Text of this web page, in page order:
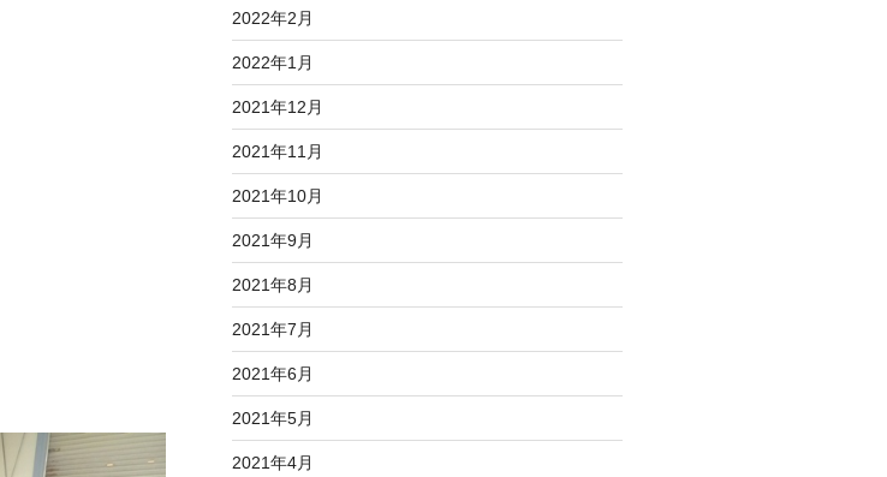
2022年2月
2022年1月
2021年12月
2021年11月
2021年10月
2021年9月
2021年8月
2021年7月
2021年6月
2021年5月
2021年4月